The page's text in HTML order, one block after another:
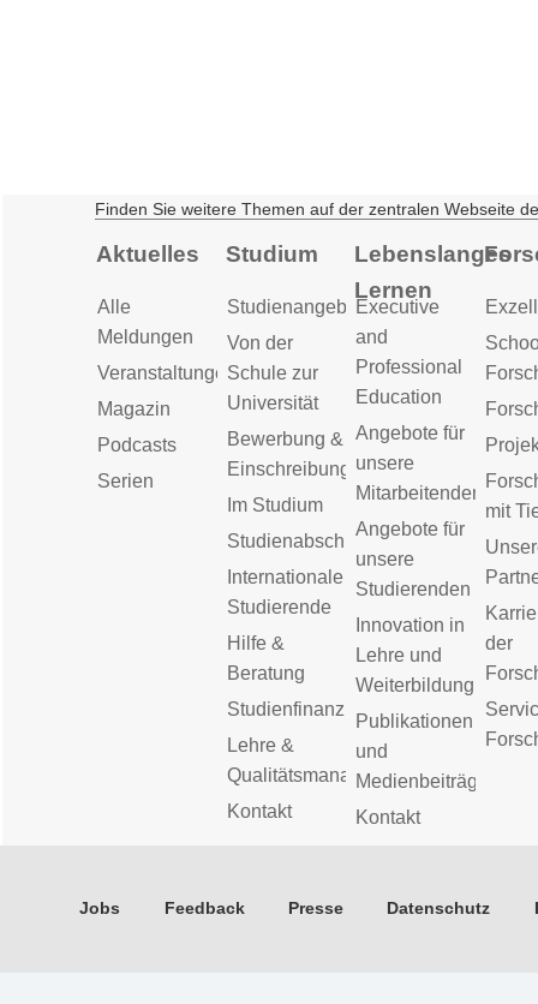
Finden Sie weitere Themen auf der zentralen Webseite
Aktuelles
Alle
Meldungen
Veranstaltungen
Magazin
Podcasts
Serien
Studium
Studienangebot
Von der
Schule zur
Universität
Bewerbung &
Einschreibung
Im Studium
Studienabschluss
Internationale
Studierende
Hilfe &
Beratung
Studienfinanzierung
Lehre &
Qualitätsmanagement
Kontakt
Lebenslanges
Lernen
Executive
and
Professional
Education
Angebote für
unsere
Mitarbeitenden
Angebote für
unsere
Studierenden
Innovation in
Lehre und
Weiterbildung
Publikationen
und
Medienbeiträge
Kontakt
mit
der
Jobs Feedback Presse Datenschutz